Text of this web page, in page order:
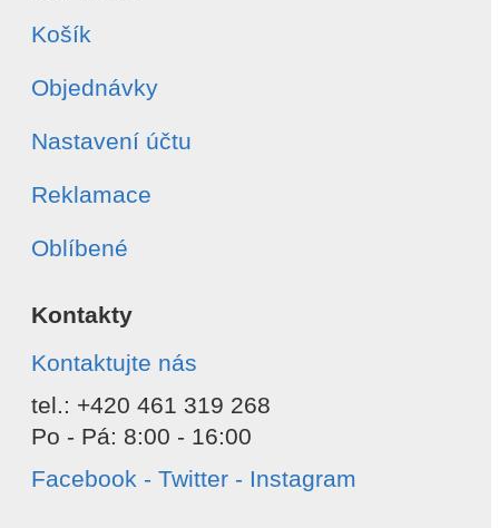
Košík
Objednávky
Nastavení účtu
Reklamace
Oblíbené
Kontakty
Kontaktujte nás
tel.: +420 461 319 268
Po - Pá: 8:00 - 16:00
Facebook - Twitter - Instagram